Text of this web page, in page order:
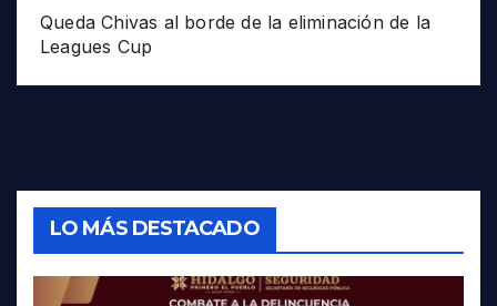
Queda Chivas al borde de la eliminación de la
Leagues Cup
LO MÁS DESTACADO